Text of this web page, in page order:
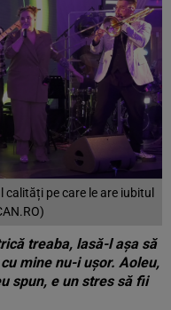
pe care le are iubitul
treaba, lasă-l așa să
mine nu-i ușor. Aoleu,
spun, e un stres să fii